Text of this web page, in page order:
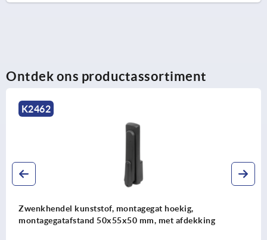
Ontdek ons productassortiment
montagegat hoekig,
mm, met afdekking
Zwenkhendel